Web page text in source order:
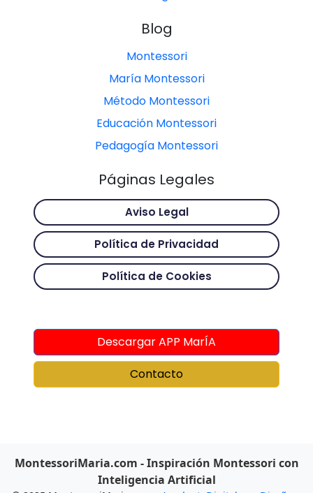
Blog
Montessori
María Montessori
Método Montessori
Educación Montessori
Pedagogía Montessori
Páginas Legales
Aviso Legal
Política de Privacidad
Política de Cookies
Descargar APP MarÍA
Contacto
MontessoriMaria.com - Inspiración Montessori con
Inteligencia Artificial